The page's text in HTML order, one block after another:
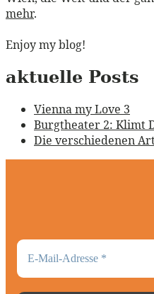
mehr.
Enjoy my blog!
aktuelle Posts
Vienna my Love 3
Burgtheater 2: Klimt
Die verschiedenen